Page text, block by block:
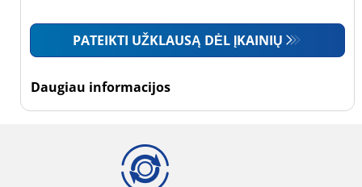
Mažas sunkvežimis
(1)PATEIKTI UŽKLAUSĄ DĖL ĮKAINIŲ
Daugiau informacijos